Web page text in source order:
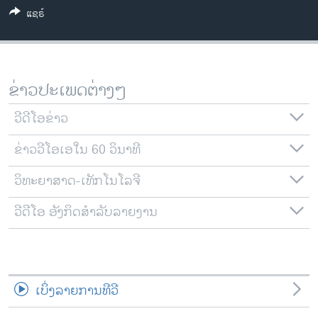
ຊຸມຊົນຊາວລາວ
ວິທະຍາສາດ-ເທັກໂນໂລຈີ
ພາສາອັງກິດ
ວີດີໂອ
ສຽງ
ລາຍການກະຈາຍສຽງ
ລາຍງານ
ຕິດຕາມພວກເຮົາ ທີ່
ແຊຣ໌
ຂ່າວປະເພດຕ່າງໆ
ວີດີໂອຂ່າວ
ຂ່າວວີໂອເອໃນ 60 ວິນາທີ
ວິທະຍາສາດ-ເທັກໂນໂລຈີ
ວີດີໂອ ອັງກິດສຳລັບລາຍງານ
ເບິ່ງລາຍການທີວີ